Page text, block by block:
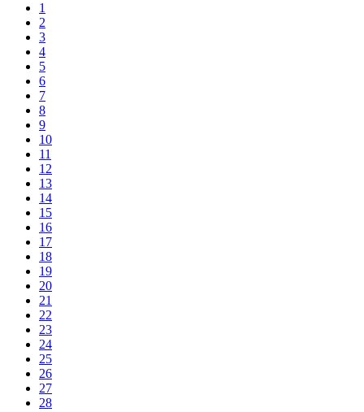
1
2
3
4
5
6
7
8
9
10
11
12
13
14
15
16
17
18
19
20
21
22
23
24
25
26
27
28